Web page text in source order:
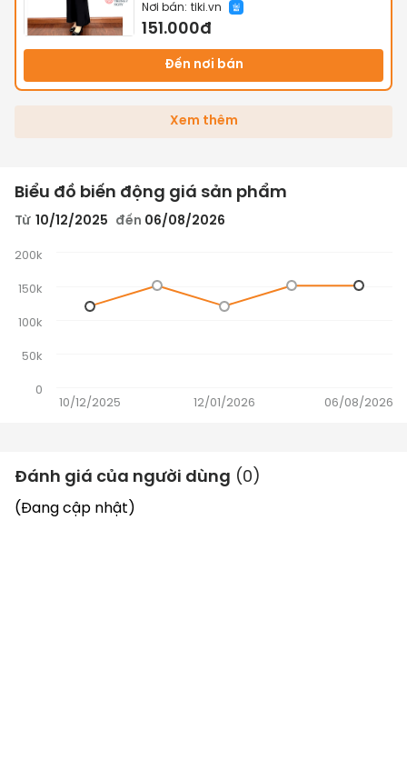
Store 68
Nơi bán: tiki.vn
151.000đ
Đến nơi bán
Xem thêm
Biểu đồ biến động giá sản phẩm
Từ 10/12/2025 đến 06/08/2026
0
50k
100k
150k
200k
10/12/2025 12/01/2026 06/08/2026
Đánh giá của người dùng (0 )
(Đang cập nhật)